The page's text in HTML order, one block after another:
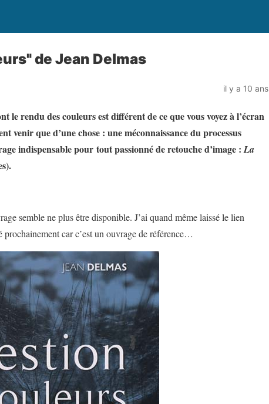
de Jean Delmas
il y a 10 ans
le rendu des couleurs est différent de ce que vous voyez à l’écran
venir que d’une chose : une méconnaissance du processus
indispensable pour tout passionné de retouche d’image :La
semble ne plus être disponible. J’ai quand même laissé le lien
car c’est un ouvrage de référence…